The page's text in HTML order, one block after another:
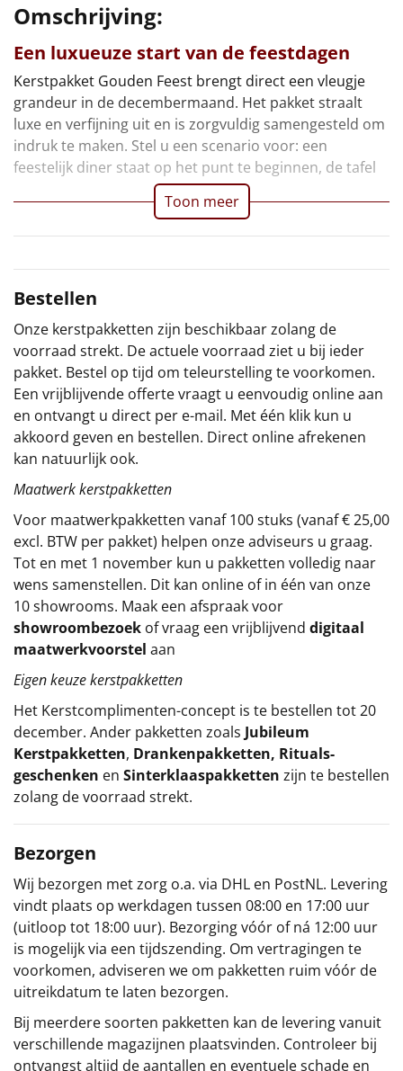
Deken (fleece plaid)
Alle artikelen
Overige
Ideeën
Personeel
Sinterklaaspakketten
Particulier
Kerstgeschenken 2026
Relatiegeschenken
Cadeaubon
Per stuk
Alle overige
Omschrijving:
Een luxueuze start van de feestdagen
Kerstpakket Gouden Feest brengt direct een vleugje
grandeur in de decembermaand. Het pakket straalt
luxe en verfijning uit en is zorgvuldig samengesteld om
indruk te maken. Stel u een scenario voor: een
feestelijk diner staat op het punt te beginnen, de tafel
Toon meer
Bestellen
Onze kerstpakketten zijn beschikbaar zolang de
voorraad strekt. De actuele voorraad ziet u bij ieder
pakket. Bestel op tijd om teleurstelling te voorkomen.
Een vrijblijvende offerte vraagt u eenvoudig online aan
en ontvangt u direct per e-mail. Met één klik kun u
akkoord geven en bestellen. Direct online afrekenen
kan natuurlijk ook.
Maatwerk kerstpakketten
Voor maatwerkpakketten vanaf 100 stuks (vanaf € 25,00
excl. BTW per pakket) helpen onze adviseurs u graag.
Tot en met 1 november kun u pakketten volledig naar
wens samenstellen. Dit kan online of in één van onze
10 showrooms. Maak een afspraak voor
showroombezoek of vraag een vrijblijvend digitaal
maatwerkvoorstel aan
Eigen keuze kerstpakketten
Het Kerstcomplimenten-concept is te bestellen tot 20
december. Ander pakketten zoals Jubileum
Kerstpakketten, Drankenpakketten, Rituals-
geschenken en Sinterklaaspakketten zijn te bestellen
zolang de voorraad strekt.
Bezorgen
Wij bezorgen met zorg o.a. via DHL en PostNL. Levering
vindt plaats op werkdagen tussen 08:00 en 17:00 uur
(uitloop tot 18:00 uur). Bezorging vóór of ná 12:00 uur
is mogelijk via een tijdszending. Om vertragingen te
voorkomen, adviseren we om pakketten ruim vóór de
uitreikdatum te laten bezorgen.
Bij meerdere soorten pakketten kan de levering vanuit
verschillende magazijnen plaatsvinden. Controleer bij
ontvangst altijd de aantallen en eventuele schade en